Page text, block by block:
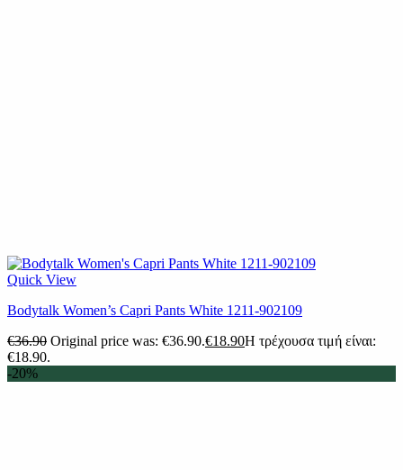
Quick View
Bodytalk Women’s Capri Pants White 1211-902109
€36.90 Original price was: €36.90.€18.90Η τρέχουσα τιμή είναι:
€18.90.
-20%